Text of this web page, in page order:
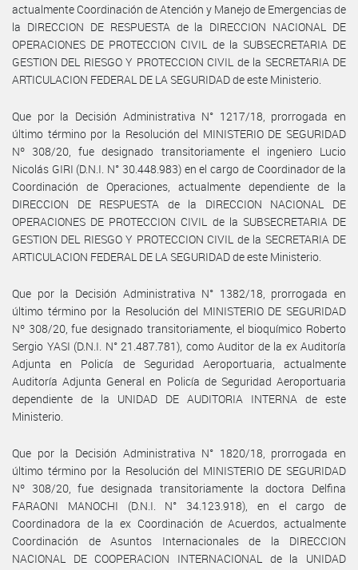
actualmente Coordinación de Atención y Manejo de Emergencias de
la DIRECCION DE RESPUESTA de la DIRECCION NACIONAL DE
OPERACIONES DE PROTECCION CIVIL de la SUBSECRETARIA DE
GESTION DEL RIESGO Y PROTECCION CIVIL de la SECRETARIA DE
ARTICULACION FEDERAL DE LA SEGURIDAD de este Ministerio.
Que por la Decisión Administrativa N° 1217/18, prorrogada en
último término por la Resolución del MINISTERIO DE SEGURIDAD
Nº 308/20, fue designado transitoriamente el ingeniero Lucio
Nicolás GIRI (D.N.I. N° 30.448.983) en el cargo de Coordinador de la
Coordinación de Operaciones, actualmente dependiente de la
DIRECCION DE RESPUESTA de la DIRECCION NACIONAL DE
OPERACIONES DE PROTECCION CIVIL de la SUBSECRETARIA DE
GESTION DEL RIESGO Y PROTECCION CIVIL de la SECRETARIA DE
ARTICULACION FEDERAL DE LA SEGURIDAD de este Ministerio.
Que por la Decisión Administrativa N° 1382/18, prorrogada en
último término por la Resolución del MINISTERIO DE SEGURIDAD
Nº 308/20, fue designado transitoriamente, el bioquímico Roberto
Sergio YASI (D.N.I. N° 21.487.781), como Auditor de la ex Auditoría
Adjunta en Policía de Seguridad Aeroportuaria, actualmente
Auditoría Adjunta General en Policía de Seguridad Aeroportuaria
dependiente de la UNIDAD DE AUDITORIA INTERNA de este
Ministerio.
Que por la Decisión Administrativa N° 1820/18, prorrogada en
último término por la Resolución del MINISTERIO DE SEGURIDAD
Nº 308/20, fue designada transitoriamente la doctora Delfina
FARAONI MANOCHI (D.N.I. N° 34.123.918), en el cargo de
Coordinadora de la ex Coordinación de Acuerdos, actualmente
Coordinación de Asuntos Internacionales de la DIRECCION
NACIONAL DE COOPERACION INTERNACIONAL de la UNIDAD